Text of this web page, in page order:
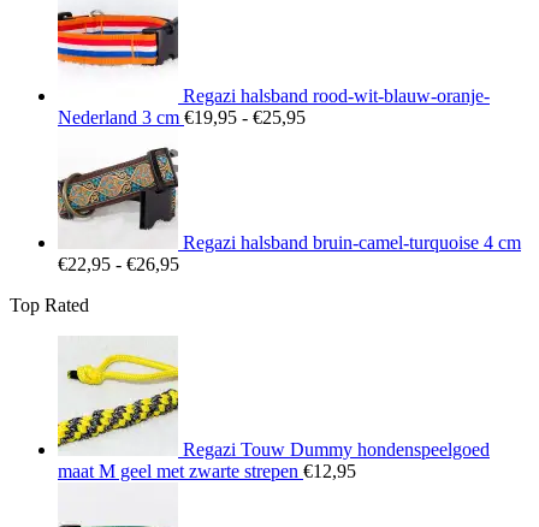
tot
€26,95
Regazi halsband rood-wit-blauw-oranje-
Nederland 3 cm €19,95 - €25,95Prijsklasse:
Regazi halsband bruin-camel-turquoise 4 cm
€22,95 - €26,95Prijsklasse:
Top Rated
Regazi Touw Dummy hondenspeelgoed
maat M geel met zwarte strepen €12,95